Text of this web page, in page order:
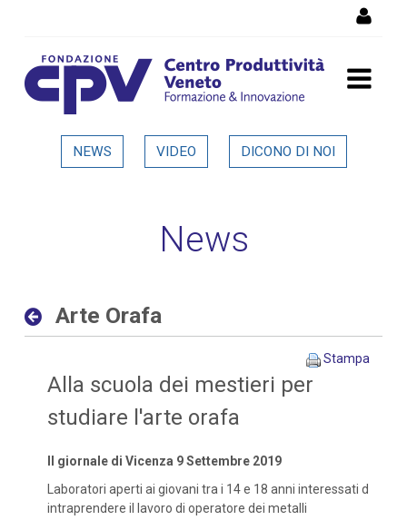
Arte Orafa - Dettaglio in
NEWS VIDEO DICONO DI NOI
News
Arte Orafa
Stampa
Alla scuola dei mestieri per
studiare l'arte orafa
Il giornale di Vicenza 9 Settembre 2019
Laboratori aperti ai giovani tra i 14 e 18 anni interessati d
intraprendere il lavoro di operatore dei metalli